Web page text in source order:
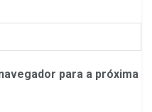
para a próxima